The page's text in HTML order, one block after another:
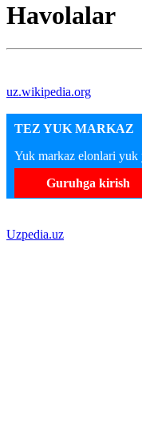
Havolalar
uz.wikipedia.org
TEZ YUK MARKAZ
Yuk markaz elonlari yuk
Guruhga kirish
Uzpedia.uz